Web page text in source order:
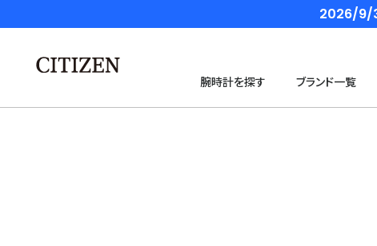
2026/9/
腕時計を探す ブランド一覧